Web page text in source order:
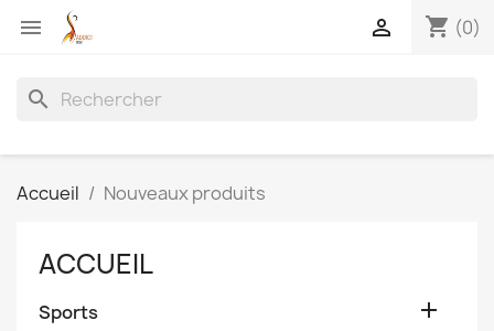
 shopping_cart (0)

search
Accueil Nouveaux produits
ACCUEIL
Sports 